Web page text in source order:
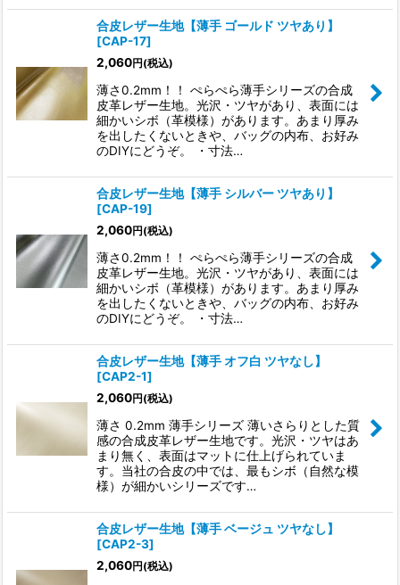
合皮レザー生地【薄手 ゴールド ツヤあり】
[CAP-17]
2,060円 (税込)
薄さ0.2mm！！ ぺらぺら薄手シリーズの合成
皮革レザー生地。光沢・ツヤがあり、表面には
細かいシボ（革模様）があります。あまり厚み
を出したくないときや、バッグの内布、お好み
のDIYにどうぞ。 ・寸法…
合皮レザー生地【薄手 シルバー ツヤあり】
[CAP-19]
2,060円 (税込)
薄さ0.2mm！！ ぺらぺら薄手シリーズの合成
皮革レザー生地。光沢・ツヤがあり、表面には
細かいシボ（革模様）があります。あまり厚み
を出したくないときや、バッグの内布、お好み
のDIYにどうぞ。 ・寸法…
合皮レザー生地【薄手 オフ白 ツヤなし】
[CAP2-1]
2,060円 (税込)
薄さ 0.2mm 薄手シリーズ 薄いさらりとした質
感の合成皮革レザー生地です。光沢・ツヤはあ
まり無く、表面はマットに仕上げられていま
す。当社の合皮の中では、最もシボ（自然な模
様）が細かいシリーズです…
合皮レザー生地【薄手 ベージュ ツヤなし】
[CAP2-3]
2,060円 (税込)